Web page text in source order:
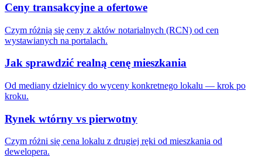
Ceny transakcyjne a ofertowe
Czym różnią się ceny z aktów notarialnych (RCN) od cen
wystawianych na portalach.
Jak sprawdzić realną cenę mieszkania
Od mediany dzielnicy do wyceny konkretnego lokalu — krok po
kroku.
Rynek wtórny vs pierwotny
Czym różni się cena lokalu z drugiej ręki od mieszkania od
dewelopera.